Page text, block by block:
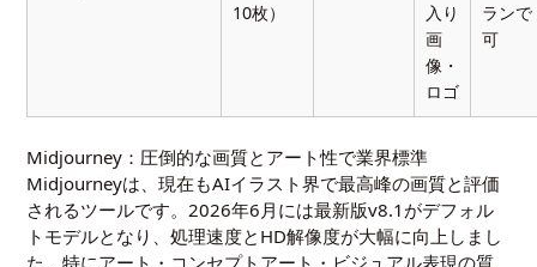
10枚）
入り
画
像・
ロゴ
ランで
可
Midjourney：圧倒的な画質とアート性で業界標準
Midjourneyは、現在もAIイラスト界で最高峰の画質と評価
されるツールです。2026年6月には最新版v8.1がデフォル
トモデルとなり、処理速度とHD解像度が大幅に向上しまし
た。特にアート・コンセプトアート・ビジュアル表現の質